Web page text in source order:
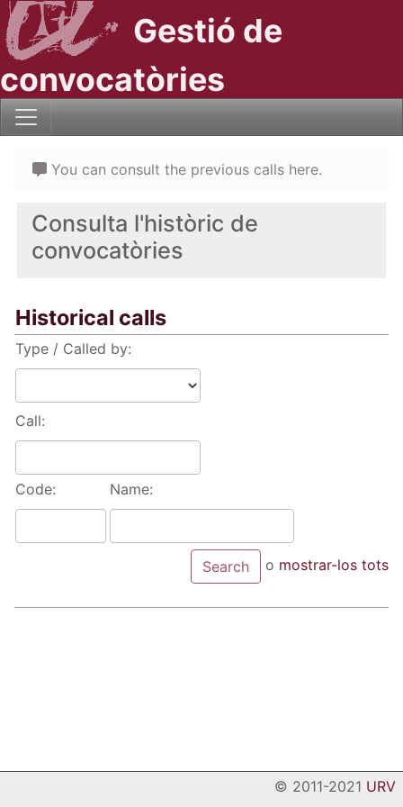
Gestió de
convocatòries
Consulta l'històric de
convocatòries
Historical calls
Type / Called by:
Call:
Code: Name:
o mostrar-los tots
You can consult the previous calls here.
© 2011-2021 URV